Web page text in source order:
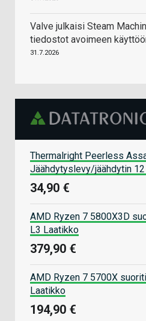
Valve julkaisi Steam
tiedostot avoimeen
31.7.2026
Thermalright Peerless
Jäähdytyslevy/jäähdytin
34,90 €
AMD Ryzen 7 5800X3D
L3 Laatikko
379,90 €
AMD Ryzen 7 5700X
Laatikko
194,90 €